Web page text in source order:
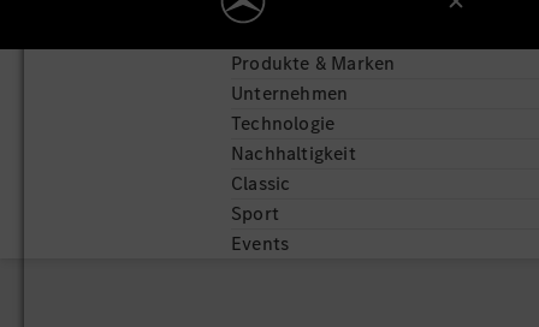
Produkte & Marken
Unternehmen
Technologie
Nachhaltigkeit
Classic
Sport
Events